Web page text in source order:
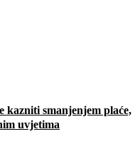
kazniti smanjenjem plaće,
uvjetima